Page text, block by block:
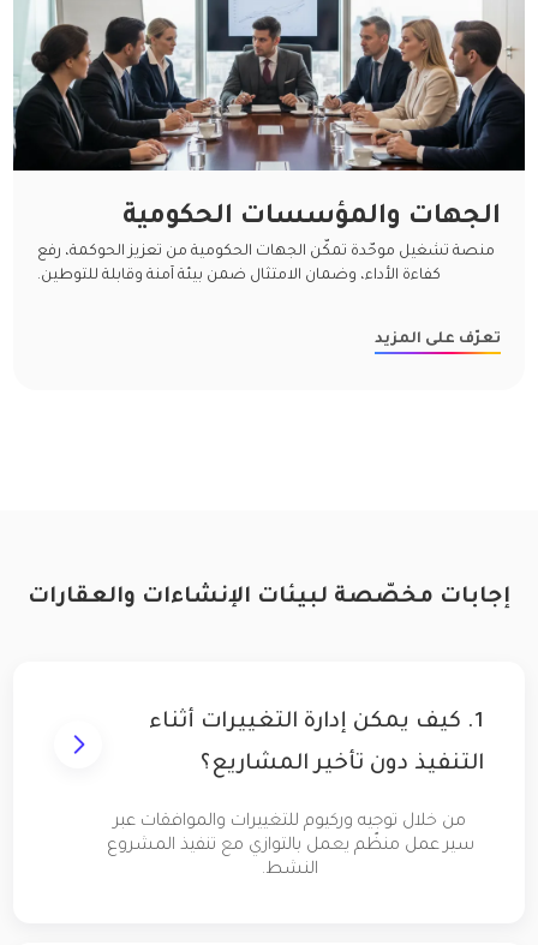
الجهات والمؤسسات الحكومية
منصة تشغيل موحّدة تمكّن الجهات الحكومية من تعزيز الحوكمة، رفع
كفاءة الأداء، وضمان الامتثال ضمن بيئة آمنة وقابلة للتوطين.
تعرّف على المزيد
إجابات مخصّصة لبيئات الإنشاءات والعقارات
1. كيف يمكن إدارة التغييرات أثناء
التنفيذ دون تأخير المشاريع؟
من خلال توجيه وركيوم للتغييرات والموافقات عبر
سير عمل منظّم يعمل بالتوازي مع تنفيذ المشروع
النشط.